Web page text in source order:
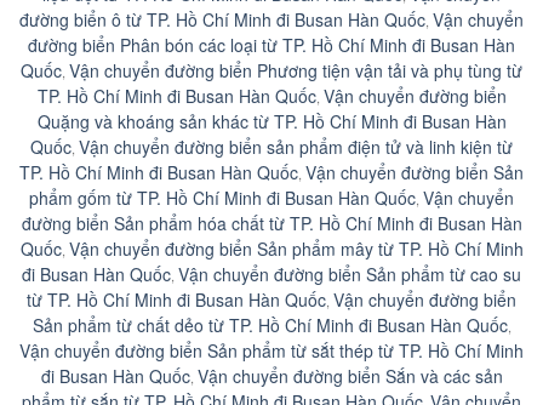
đường biển ô từ TP. Hồ Chí Minh đi Busan Hàn Quốc Vận chuyển
đường biển Phân bón các loại từ TP. Hồ Chí Minh đi Busan Hàn
Quốc Vận chuyển đường biển Phương tiện vận tải và phụ tùng từ
TP. Hồ Chí Minh đi Busan Hàn Quốc, Vận chuyển đường biển
Quặng và khoáng sản khác từ TP. Hồ Chí Minh đi Busan Hàn
Quốc Vận chuyển đường biển sản phẩm điện tử và linh kiện từ
TP. Hồ Chí Minh đi Busan Hàn Quốc Vận chuyển đường biển Sản
phẩm gốm từ TP. Hồ Chí Minh đi Busan Hàn Quốc Vận chuyển
đường biển Sản phẩm hóa chất từ TP. Hồ Chí Minh đi Busan Hàn
Quốc, Vận chuyển đường biển Sản phẩm mây từ TP. Hồ Chí Minh
đi Busan Hàn Quốc Vận chuyển đường biển Sản phẩm từ cao su
từ TP. Hồ Chí Minh đi Busan Hàn Quốc Vận chuyển đường biển
Sản phẩm từ chất dẻo từ TP. Hồ Chí Minh đi Busan Hàn Quốc,
Vận chuyển đường biển Sản phẩm từ sắt thép từ TP. Hồ Chí Minh
đi Busan Hàn Quốc, Vận chuyển đường biển Sắn và các sản